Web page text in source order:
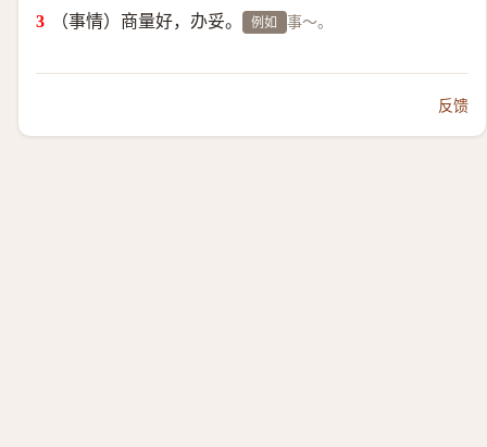
（事情）商量好，办妥。 例如 事～。
反馈